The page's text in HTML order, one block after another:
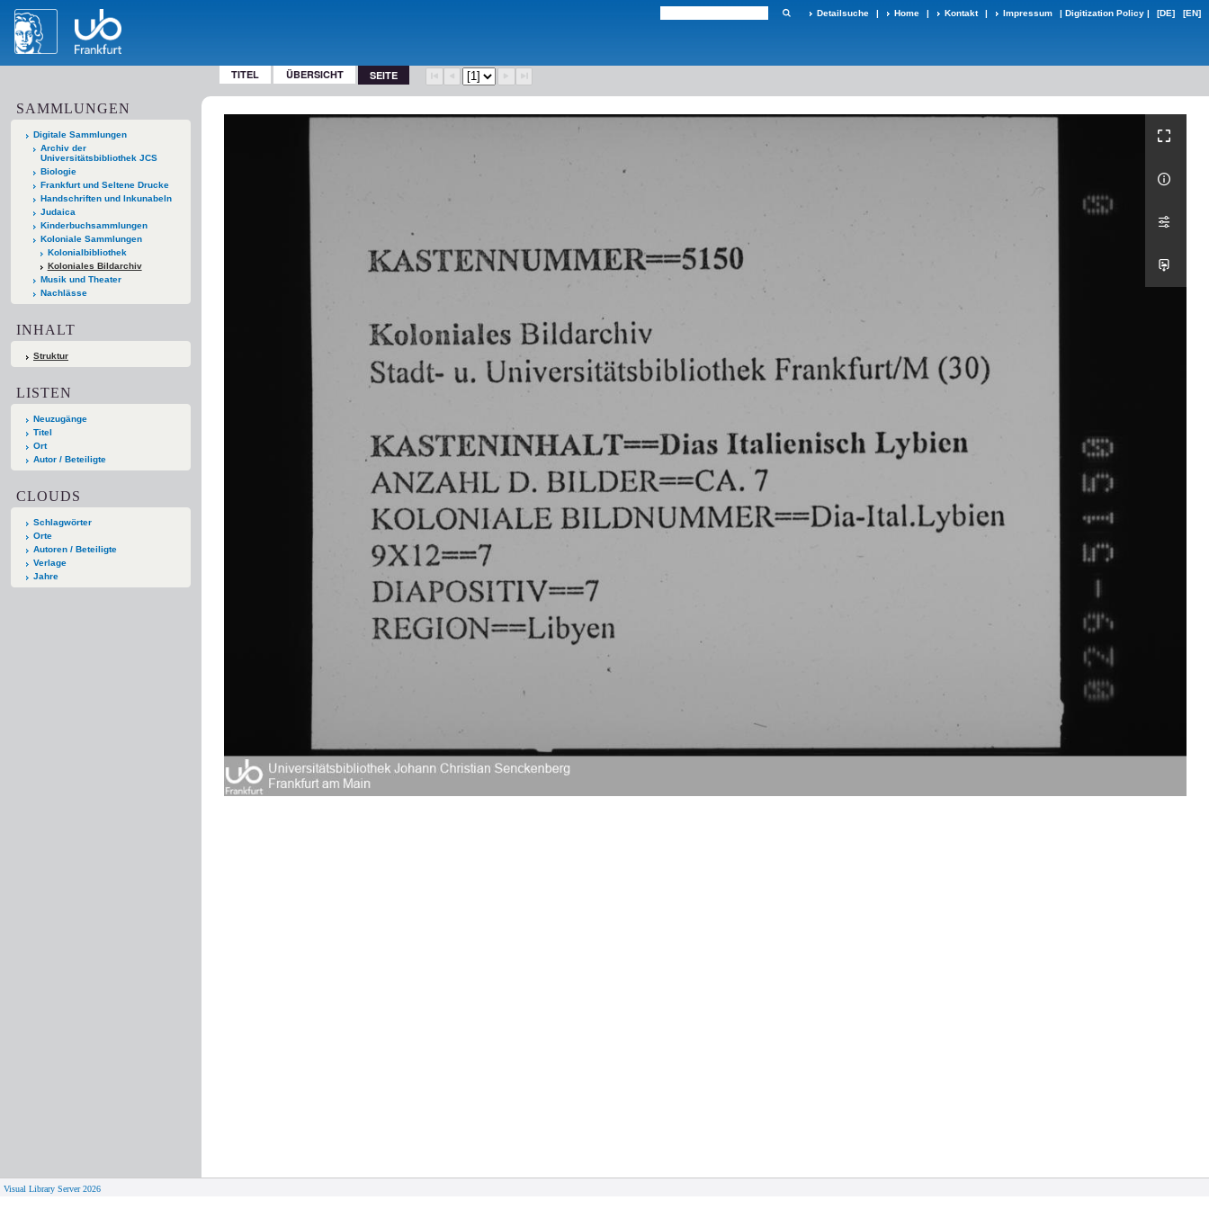
Detailsuche | Home | Kontakt | Impressum | Digitization Policy | [DE] [EN]
TITEL ÜBERSICHT SEITE
SAMMLUNGEN
Digitale Sammlungen
Archiv der
Universitätsbibliothek JCS
Biologie
Frankfurt und Seltene Drucke
Handschriften und Inkunabeln
Judaica
Kinderbuchsammlungen
Koloniale Sammlungen
Kolonialbibliothek
Koloniales Bildarchiv
Musik und Theater
Nachlässe
INHALT
Struktur
LISTEN
Neuzugänge
Titel
Ort
Autor / Beteiligte
CLOUDS
Schlagwörter
Orte
Autoren / Beteiligte
Verlage
Jahre
Visual Library Server 2026